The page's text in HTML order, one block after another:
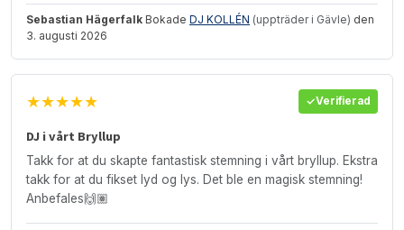
Sebastian Hägerfalk Bokade DJ KOLLÉN (uppträder i Gävle) den
3. augusti 2026
★★★★★ Verifierad
DJ i vårt Bryllup
Takk for at du skapte fantastisk stemning i vårt bryllup. Ekstra
takk for at du fikset lyd og lys. Det ble en magisk stemning!
Anbefales🙌🏽